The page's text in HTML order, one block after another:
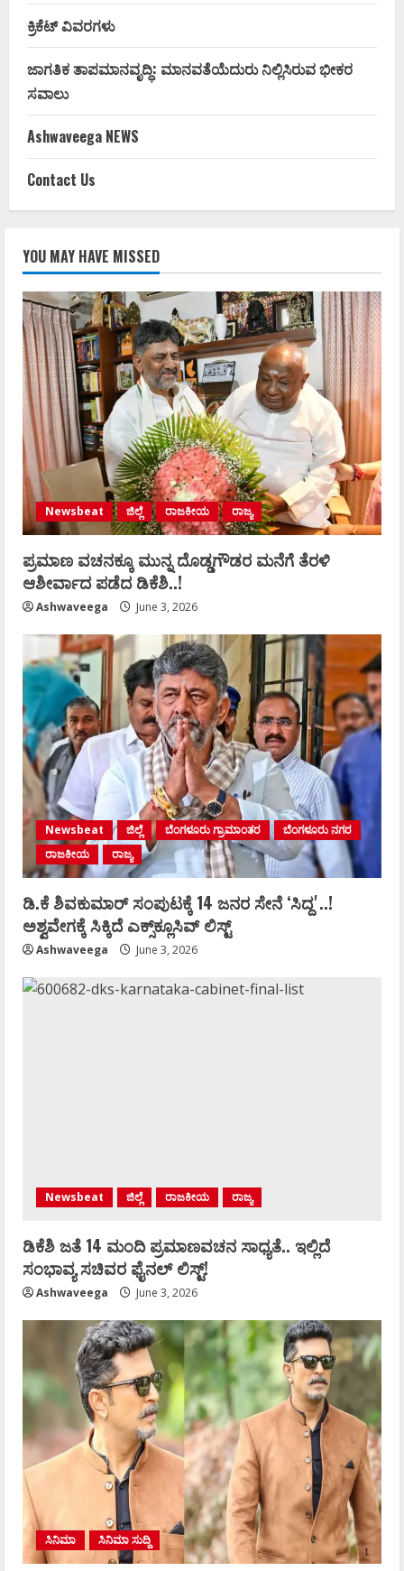
ಕ್ರಿಕೆಟ್ ವಿವರಗಳು
ಜಾಗತಿಕ ತಾಪಮಾನವೃದ್ಧಿ: ಮಾನವತೆಯೆದುರು ನಿಲ್ಲಿಸಿರುವ ಭೀಕರ
ಸವಾಲು
Ashwaveega NEWS
Contact Us
YOU MAY HAVE MISSED
Newsbeat ಜಿಲ್ಲೆ ರಾಜಕೀಯ ರಾಜ್ಯ
ಪ್ರಮಾಣ ವಚನಕ್ಕೂ ಮುನ್ನ ದೊಡ್ಡಗೌಡರ ಮನೆಗೆ ತೆರಳಿ
ಆಶೀರ್ವಾದ ಪಡೆದ ಡಿಕೆಶಿ..!
Ashwaveega June 3, 2026
Newsbeat ಜಿಲ್ಲೆ ಬೆಂಗಳೂರು ಗ್ರಾಮಾಂತರ
ಬೆಂಗಳೂರು ನಗರ
ರಾಜಕೀಯ
ರಾಜ್ಯ
ಡಿ.ಕೆ ಶಿವಕುಮಾರ್‌ ಸಂಪುಟಕ್ಕೆ 14 ಜನರ ಸೇನೆ ʻಸಿದ್ದʼ..!
ಅಶ್ವವೇಗಕ್ಕೆ ಸಿಕ್ಕಿದೆ ಎಕ್ಸ್‌ಕ್ಲೂಸಿವ್‌ ಲಿಸ್ಟ್‌
Ashwaveega June 3, 2026
Newsbeat ಜಿಲ್ಲೆ ರಾಜಕೀಯ ರಾಜ್ಯ
ಡಿಕೆಶಿ ಜತೆ 14 ಮಂದಿ ಪ್ರಮಾಣವಚನ ಸಾಧ್ಯತೆ.. ಇಲ್ಲಿದೆ
ಸಂಭಾವ್ಯ ಸಚಿವರ ಫೈನಲ್ ಲಿಸ್ಟ್‌!
Ashwaveega June 3, 2026
ಸಿನಿಮಾ ಸಿನಿಮಾ ಸುದ್ದಿ